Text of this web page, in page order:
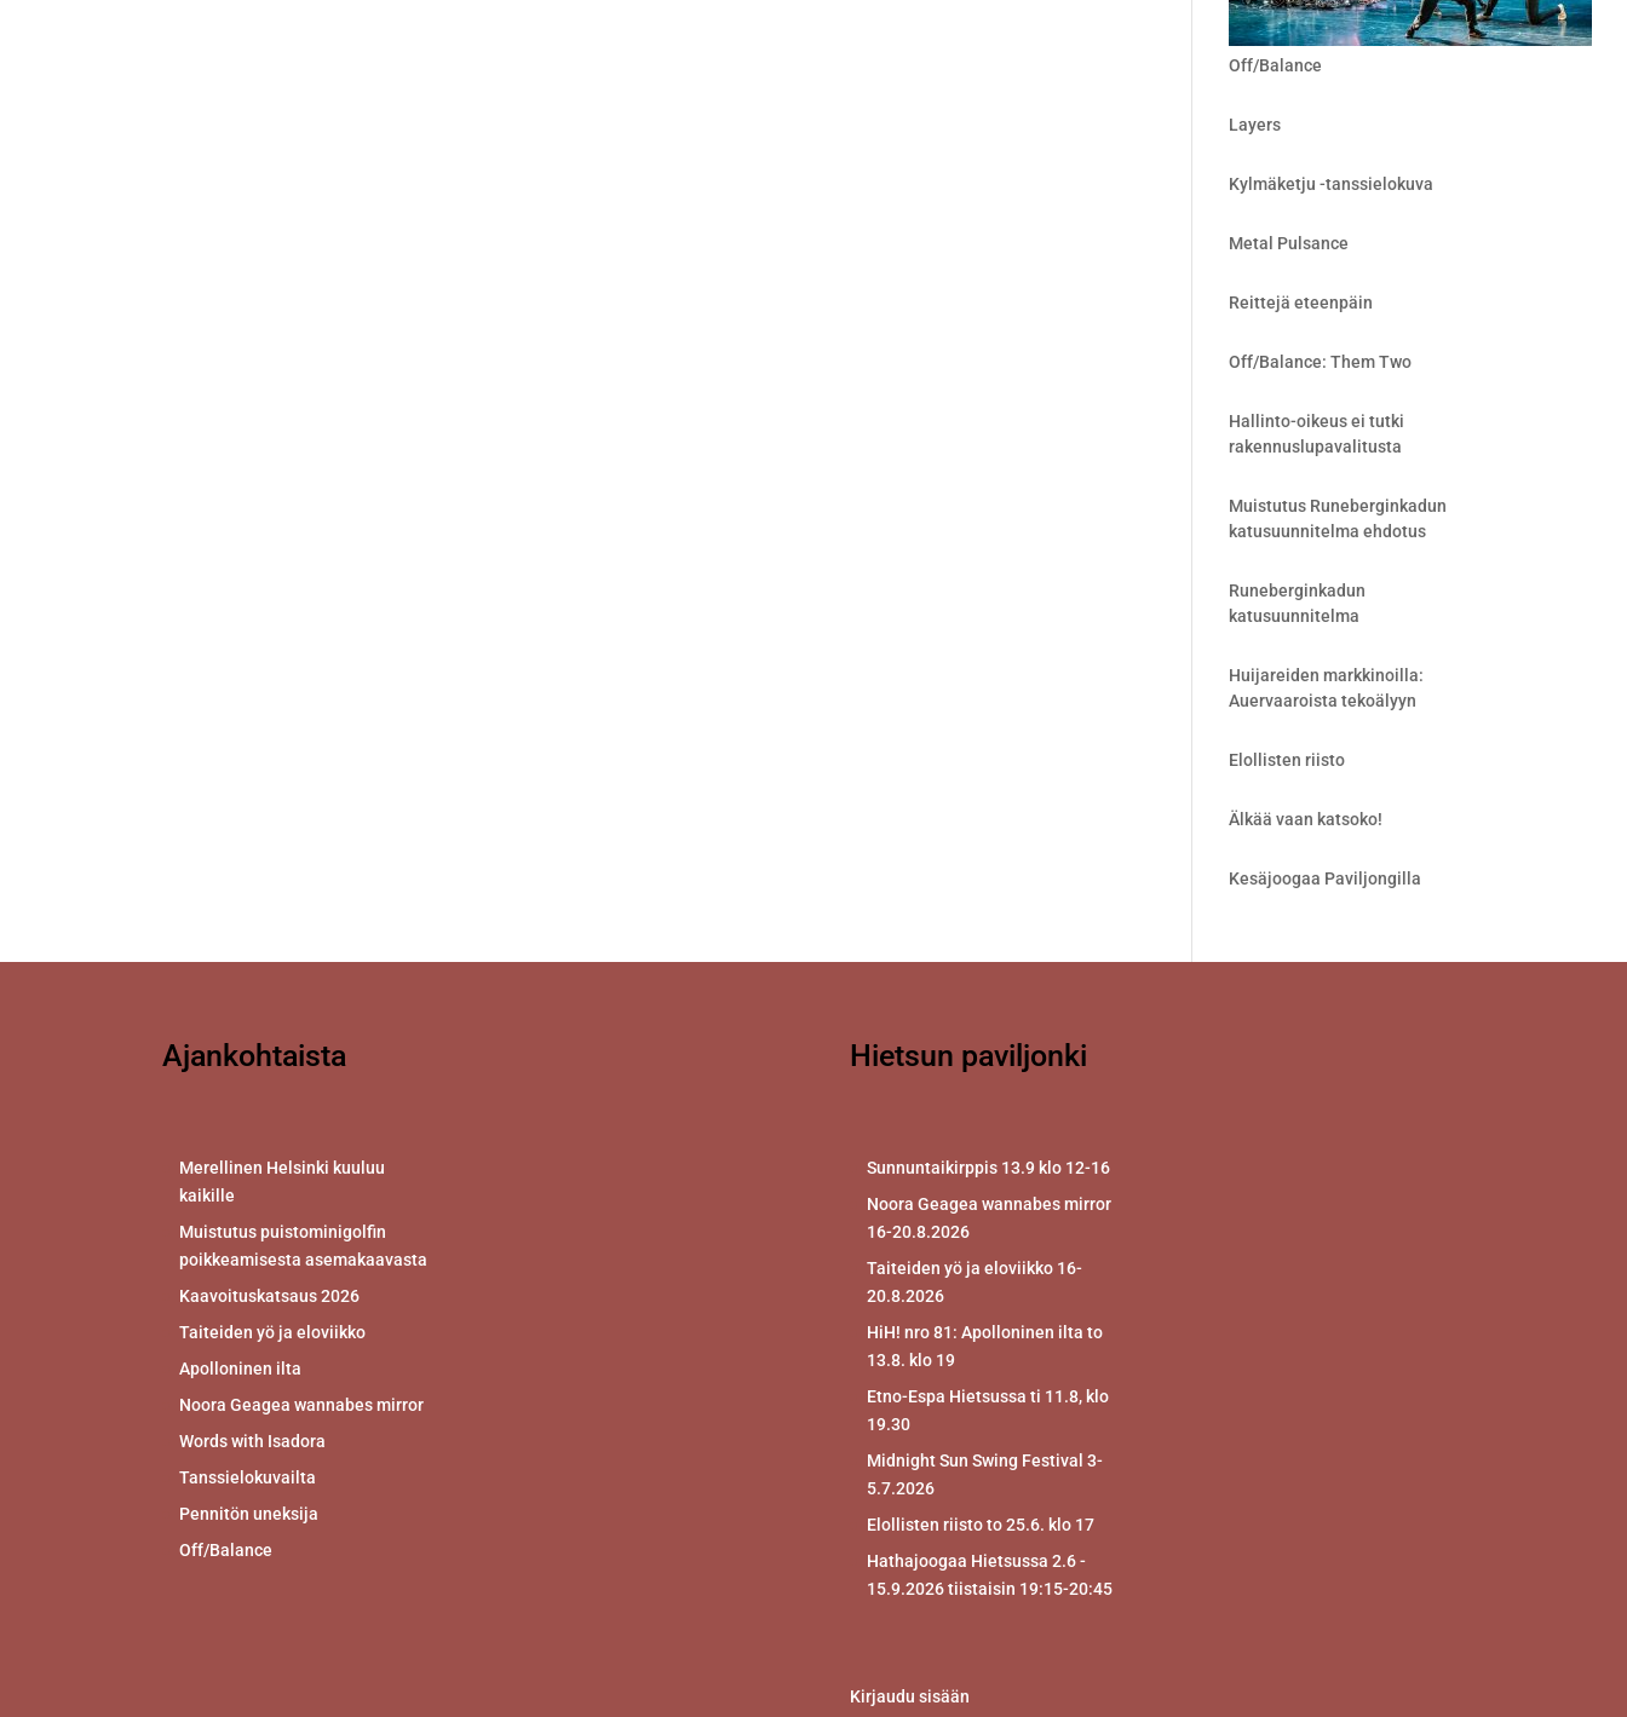
Off/Balance
Layers
Kylmäketju -tanssielokuva
Metal Pulsance
Reittejä eteenpäin
Off/Balance: Them Two
Hallinto-oikeus ei tutki
rakennuslupavalitusta
Muistutus Runeberginkadun
katusuunnitelma ehdotus
Runeberginkadun
katusuunnitelma
Huijareiden markkinoilla:
Auervaaroista tekoälyyn
Elollisten riisto
Älkää vaan katsoko!
Kesäjoogaa Paviljongilla
Ajankohtaista
Merellinen Helsinki kuuluu
kaikille
Muistutus puistominigolfin
poikkeamisesta asemakaavasta
Kaavoituskatsaus 2026
Taiteiden yö ja eloviikko
Apolloninen ilta
Noora Geagea wannabes mirror
Words with Isadora
Tanssielokuvailta
Pennitön uneksija
Off/Balance
Hietsun paviljonki
Sunnuntaikirppis 13.9 klo 12-16
Noora Geagea wannabes mirror
16-20.8.2026
Taiteiden yö ja eloviikko 16-
20.8.2026
HiH! nro 81: Apolloninen ilta to
13.8. klo 19
Etno-Espa Hietsussa ti 11.8, klo
19.30
Midnight Sun Swing Festival 3-
5.7.2026
Elollisten riisto to 25.6. klo 17
Hathajoogaa Hietsussa 2.6 -
15.9.2026 tiistaisin 19:15-20:45
Kirjaudu sisään